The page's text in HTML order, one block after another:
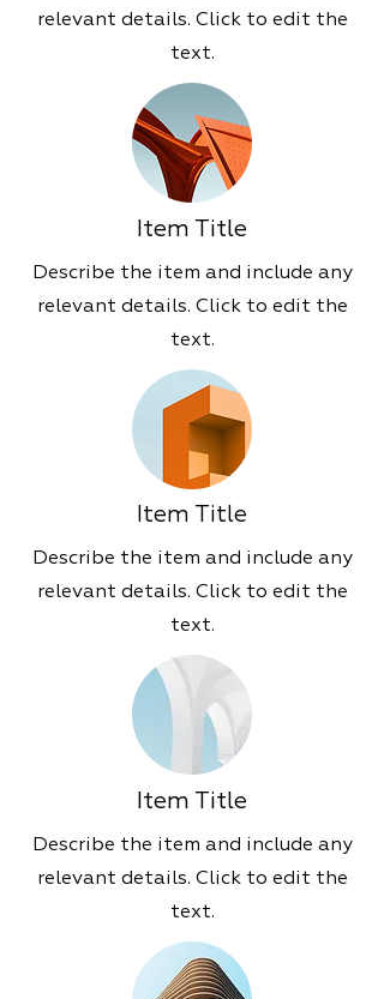
relevant details. Click to edit the
text.
Item Title
Describe the item and include any
relevant details. Click to edit the
text.
Item Title
Describe the item and include any
relevant details. Click to edit the
text.
Item Title
Describe the item and include any
relevant details. Click to edit the
text.